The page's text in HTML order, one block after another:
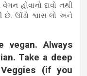
હોવાનો દાવો નથી
છે. ઊંડો શ્વાસ લો અને
vegan. Always
Take a deep
(if you